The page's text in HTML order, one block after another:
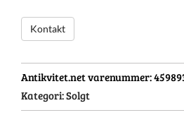
Kontakt
Antikvitet.net varenummer:
Kategori:Solgt